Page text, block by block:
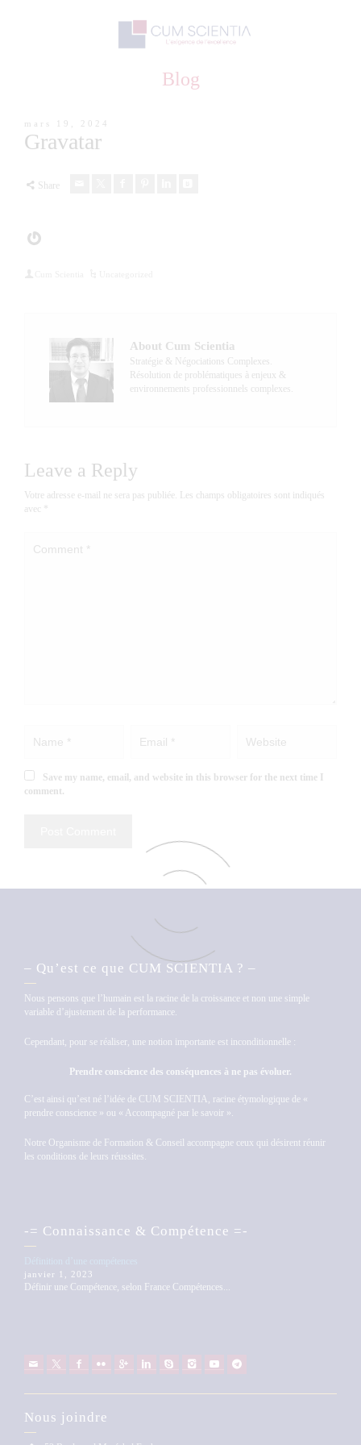
Blog
mars 19, 2024
Gravatar
Share
Gravatar
About Cum Scientia
Stratégie & Négociations Complexes.
Résolution de problématiques à enjeux &
environnements professionnels complexes.
Leave a Reply
Votre adresse e-mail ne sera pas publiée.
Les champs obligatoires sont indiqués
avec *
Save my name, email, and website in this browser for the next time I
comment.
– Qu’est ce que CUM SCIENTIA ? –
Nous pensons que l’humain est la racine de la croissance et non une simple
variable d’ajustement de la performance.
Cependant, pour se réaliser, une notion importante est inconditionnelle :
Prendre conscience des conséquences à ne pas évoluer.
C’est ainsi qu’est né l’idée de CUM SCIENTIA, racine étymologique de «
prendre conscience » ou « Accompagné par le savoir ».
Notre Organisme de Formation & Conseil accompagne ceux qui désirent réunir
les conditions de leurs réussites.
-= Connaissance & Compétence =-
janvier 1, 2023
Définir une Compétence, selon France Compétences...
Nous joindre